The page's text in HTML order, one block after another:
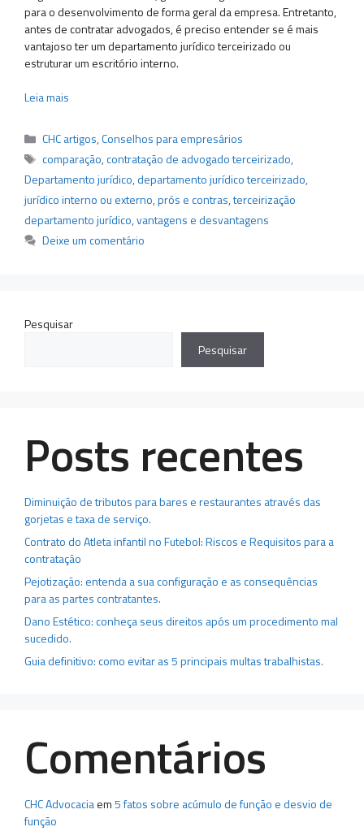
para o desenvolvimento de forma geral da empresa. Entretanto,
antes de contratar advogados, é preciso entender se é mais
vantajoso ter um departamento jurídico terceirizado ou
estruturar um escritório interno.
Leia mais
Categorias
CHC artigos,Conselhos para empresários
Tags
comparação,contratação de advogado terceirizado,
Departamento jurídico,departamento jurídico terceirizado,
jurídico interno ou externo,prós e contras,terceirização
departamento jurídico,vantagens e desvantagens
Deixe um comentário
Pesquisar
Pesquisar
Posts recentes
Diminuição de tributos para bares e restaurantes através das
gorjetas e taxa de serviço.
Contrato do Atleta infantil no Futebol: Riscos e Requisitos para a
contratação
Pejotização: entenda a sua configuração e as consequências
para as partes contratantes.
Dano Estético: conheça seus direitos após um procedimento mal
sucedido.
Guia definitivo: como evitar as 5 principais multas trabalhistas.
Comentários
CHC Advocaciaem5 fatos sobre acúmulo de função e desvio de
função